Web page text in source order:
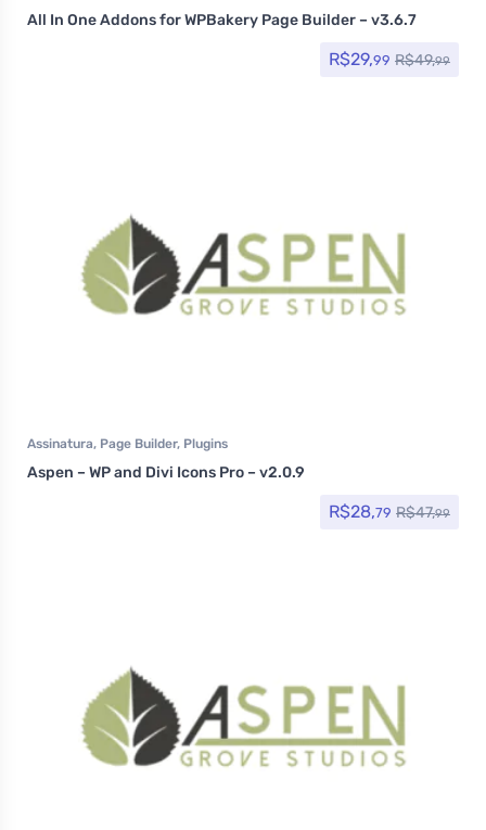
All In One Addons for WPBakery Page Builder – v3.6.7
R$29,99 R$49,99
Assinatura, Page Builder, Plugins
Aspen – WP and Divi Icons Pro – v2.0.9
R$28,79 R$47,99